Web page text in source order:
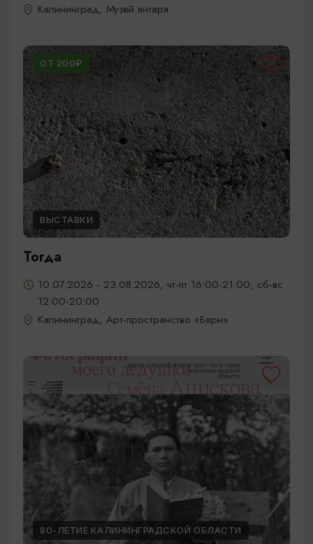
Калининград, Музей янтаря
ОТ 200₽
ВЫСТАВКИ
Тогда
10.07.2026 - 23.08.2026, чт-пт 16:00-21:00, сб-вс
12:00-20:00
Калининград, Арт-пространство «Барн»
80-ЛЕТИЕ КАЛИНИНГРАДСКОЙ ОБЛАСТИ